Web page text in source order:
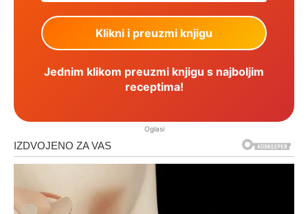
Jednim klikom preuzmi knjigu s najboljim
receptima!
Oglasi